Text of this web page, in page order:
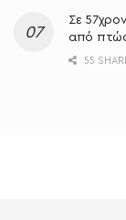
Σε
από
55